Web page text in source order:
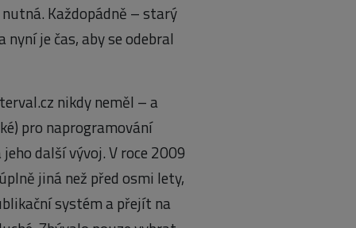
Každopádně – starý
je čas, aby se odebral
nikdy neměl – a
pro naprogramování
další vývoj. V roce 2009
jiná než před osmi lety,
systém a přejít na